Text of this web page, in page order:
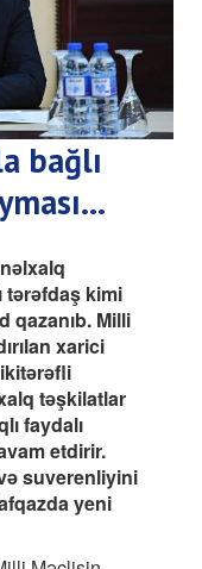
bağlı
tərəfdaş kimi
qazanıb. Milli
xarici
təşkilatlar
faydalı
etdirir.
suverenliyini
yeni